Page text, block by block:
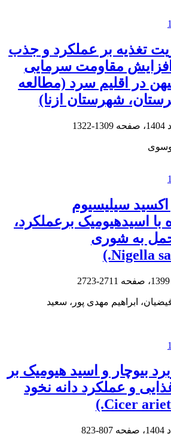
تغذیه بر عملکرد و جذب
مقاومت سرمایی
در اقلیم سرد (مطالعه
شهرستان ازنا)
1309-1322
اکسید سیلیسیوم
اسیدهیومیک برعملکرد،
به شوری
2711-2723
ابراهیم مهدی پور، سعید
بیوچار و اسید هیومیک بر
و عملکرد دانه نخود
807-823